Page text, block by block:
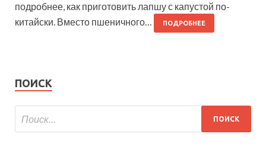
подробнее, как приготовить лапшу с капустой по-
китайски. Вместо пшеничного…
ПОДРОБНЕЕ
ПОИСК